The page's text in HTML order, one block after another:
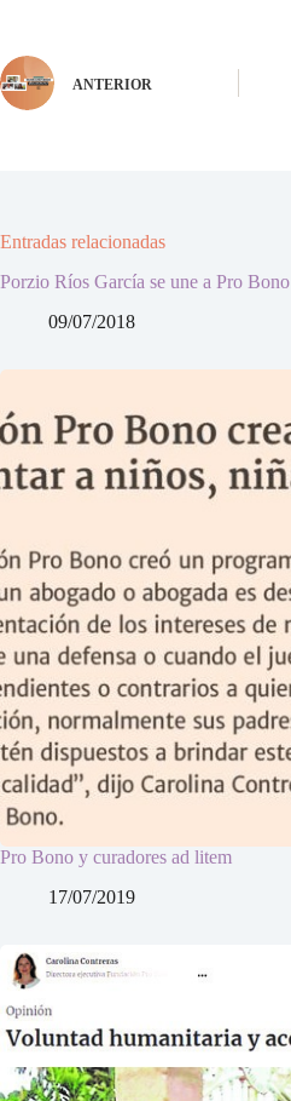
ANTERIOR
Entradas relacionadas
Porzio Ríos García se une a Pro Bono
09/07/2018
Pro Bono y curadores ad litem
17/07/2019